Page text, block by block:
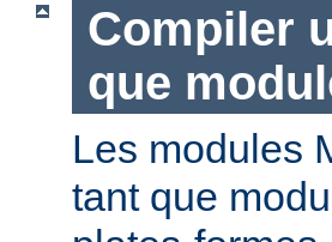
Compiler
que
Les modules
tant que